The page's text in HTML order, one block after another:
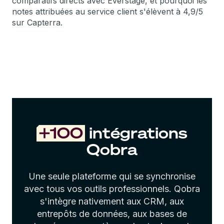
notes attribuées au service client s'élèvent à 4,9/5
sur Capterra.
+100 intégrations
Qobra
Une seule plateforme qui se synchronise
avec tous vos outils professionnels. Qobra
s'intègre nativement aux CRM, aux
entrepôts de données, aux bases de